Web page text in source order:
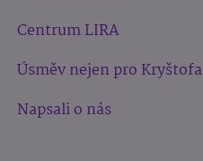
Centrum LIRA
Úsměv nejen pro Kryštofa
Napsali o nás